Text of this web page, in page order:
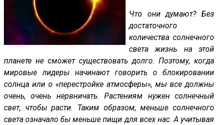
Что они думают? Без
достаточного
количества солнечного
света жизнь на этой
планете не сможет существовать долго. Поэтому, когда
мировые лидеры начинают говорить о блокировании
солнца или о «перестройке атмосферы», мы все должны
очень, очень нервничать. Растениям нужен солнечный
свет, чтобы расти. Таким образом, меньше солнечного
света означало бы меньше пищи для всех нас. А учитывая